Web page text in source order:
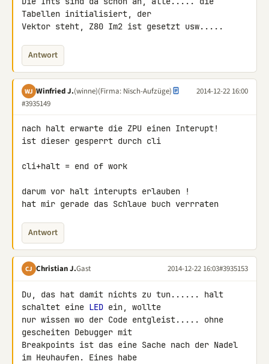
Tabellen initialisiert, der
Vektor steht, Z80 Im2 ist gesetzt usw.....
Antwort
WJ Winfried J.(winne)(Firma: Nisch-Aufzüge)
2014-12-22 16:00
#3935149
nach halt erwarte die ZPU einen Interupt!
ist dieser gesperrt durch cli
cli+halt = end of work
darum vor halt interupts erlauben !
hat mir gerade das Schlaue buch verrraten
Antwort
CJ Christian J.Gast 2014-12-22 16:03#3935153
Du, das hat damit nichts zu tun...... halt
schaltet eine LED ein, wollte
nur wissen wo der Code entgleist..... ohne
gescheiten Debugger mit
Breakpoints ist das eine Sache nach der Nadel
im Heuhaufen. Eines habe